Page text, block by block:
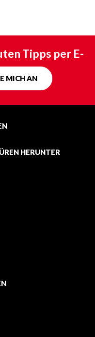
Tipps per E-
MICH AN
HERUNTER